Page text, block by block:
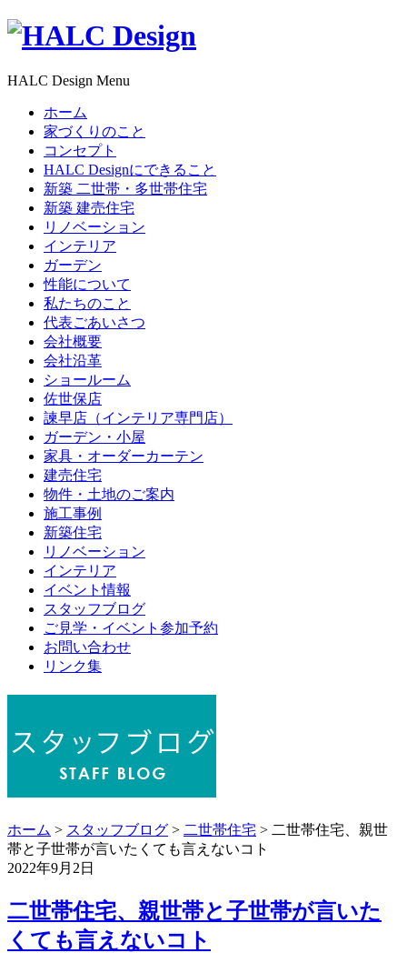
HALC Design Menu
ホーム
家づくりのこと
コンセプト
HALC Designにできること
新築 二世帯・多世帯住宅
新築 建売住宅
リノベーション
インテリア
ガーデン
性能について
私たちのこと
代表ごあいさつ
会社概要
会社沿革
ショールーム
佐世保店
諫早店（インテリア専門店）
ガーデン・小屋
家具・オーダーカーテン
建売住宅
物件・土地のご案内
施工事例
新築住宅
リノベーション
インテリア
イベント情報
スタッフブログ
ご見学・イベント参加予約
お問い合わせ
リンク集
ホーム > スタッフブログ > 二世帯住宅 > 二世帯住宅、親世
帯と子世帯が言いたくても言えないコト
2022年9月2日
二世帯住宅、親世帯と子世帯が言いた
くても言えないコト